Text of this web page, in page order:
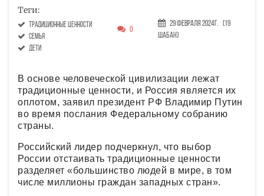
Теги:
традиционные ценности
семья
дети
0
29 Февраля 2024г. (19
Шабан)
В основе человеческой цивилизации лежат
традиционные ценности, и Россия является их
оплотом, заявил президент РФ Владимир Путин
во время послания Федеральному собранию
страны.
Российский лидер подчеркнул, что выбор
России отстаивать традиционные ценности
разделяет «большинство людей в мире, в том
числе миллионы граждан западных стран».